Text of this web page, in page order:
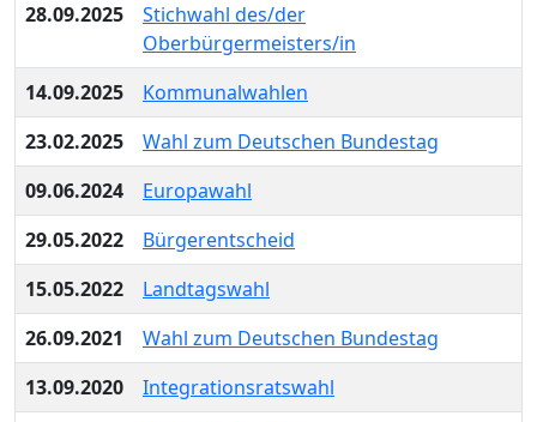
28.09.2025
Stichwahl des/der
Oberbürgermeisters/in
14.09.2025
Kommunalwahlen
23.02.2025
Wahl zum Deutschen Bundestag
09.06.2024
Europawahl
29.05.2022
Bürgerentscheid
15.05.2022
Landtagswahl
26.09.2021
Wahl zum Deutschen Bundestag
13.09.2020
Integrationsratswahl